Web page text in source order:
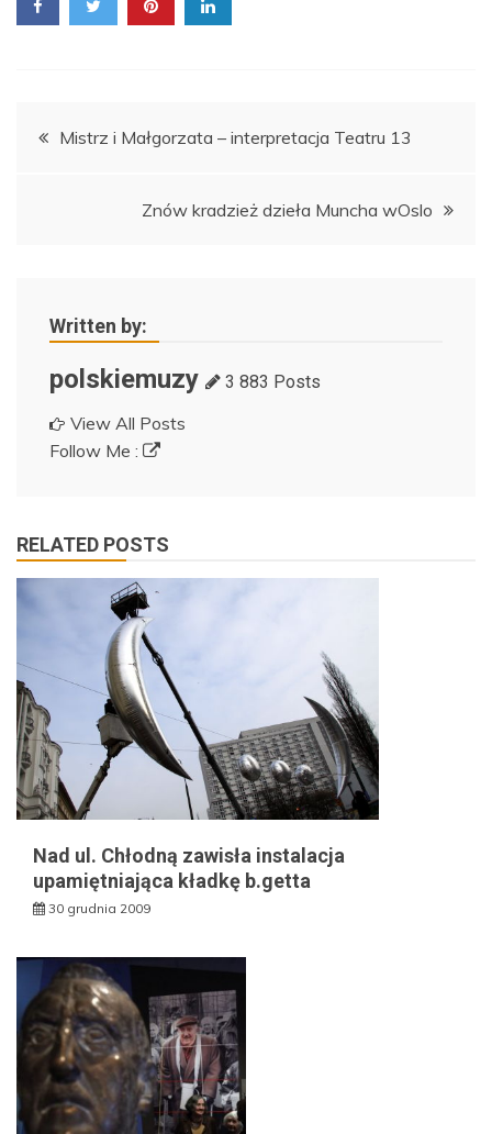
Nawigacja
Mistrz i Małgorzata – interpretacja Teatru 13
Znów kradzież dzieła Muncha wOslo
Written by:
polskiemuzy 3 883 Posts
View All Posts
Follow Me :
RELATED POSTS
Nad ul. Chłodną zawisła instalacja
upamiętniająca kładkę b.getta
30 grudnia 2009